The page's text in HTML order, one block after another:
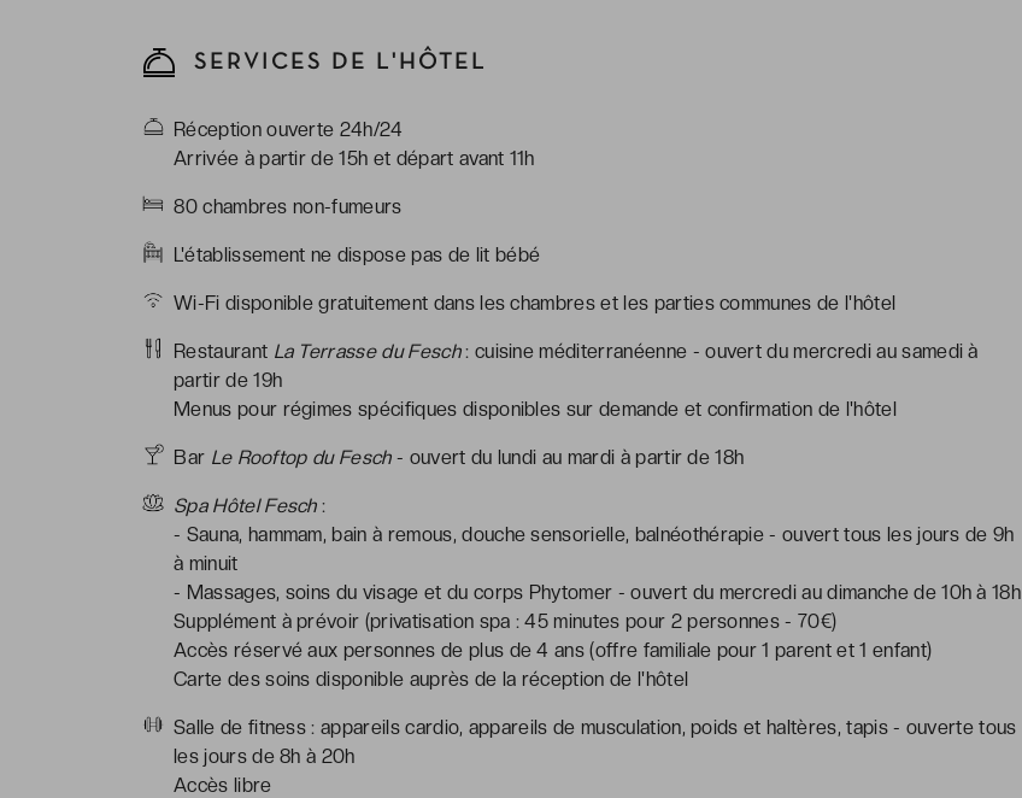
SERVICES DE L'HÔTEL
Réception ouverte 24h/24
Arrivée à partir de 15h et départ avant 11h
80 chambres non-fumeurs
L'établissement ne dispose pas de lit bébé
Wi-Fi disponible gratuitement dans les chambres et les parties communes de l'hôtel
Restaurant La Terrasse du Fesch: cuisine méditerranéenne - ouvert du mercredi au samedi à
partir de 19h
Menus pour régimes spécifiques disponibles sur demande et confirmation de l'hôtel
Bar Le Rooftop du Fesch- ouvert du lundi au mardi à partir de 18h
Spa Hôtel Fesch:
- Sauna, hammam, bain à remous, douche sensorielle, balnéothérapie - ouvert tous les jours de 9h
à minuit
- Massages, soins du visage et du corps Phytomer - ouvert du mercredi au dimanche de 10h à 18h
Supplément à prévoir (privatisation spa : 45 minutes pour 2 personnes - 70€)
Accès réservé aux personnes de plus de 4 ans (offre familiale pour 1 parent et 1 enfant)
Carte des soins disponible auprès de la réception de l'hôtel
Salle de fitness : appareils cardio, appareils de musculation, poids et haltères, tapis - ouverte tous
les jours de 8h à 20h
Accès libre